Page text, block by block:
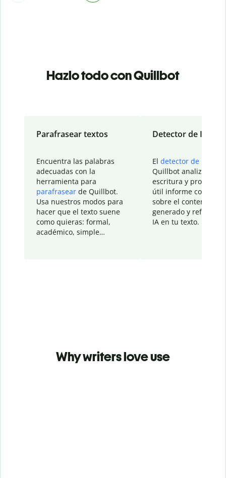
Hazlo todo con Quillbot
Parafrasear textos
Encuentra las palabras
adecuadas con la
herramienta para
parafrasear de Quillbot.
Usa nuestros modos para
hacer que el texto suene
como quieras: formal,
académico, simple…
Detector de IA
El detector de IA
Quillbot analiza tu
escritura y
útil informe con
sobre el contenido
generado y refinado
IA en tu texto.
Why writers love use